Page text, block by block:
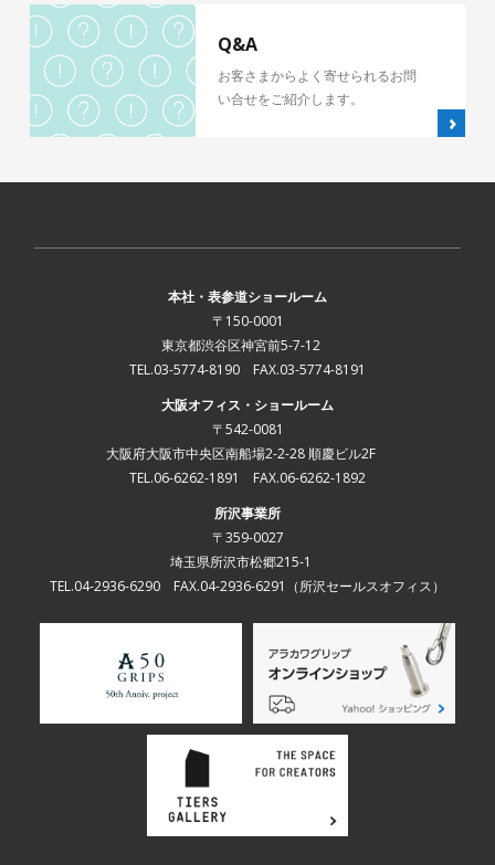
Q&A
お客さまからよく寄せられるお問
い合せをご紹介します。
本社・表参道ショールーム
〒150-0001
東京都渋谷区神宮前5-7-12
TEL.03-5774-8190 FAX.03-5774-8191
大阪オフィス・ショールーム
〒542-0081
大阪府大阪市中央区南船場2-2-28 順慶ビル2F
TEL.06-6262-1891 FAX.06-6262-1892
所沢事業所
〒359-0027
埼玉県所沢市松郷215-1
TEL.04-2936-6290 FAX.04-2936-6291 （所沢セールスオフィス）